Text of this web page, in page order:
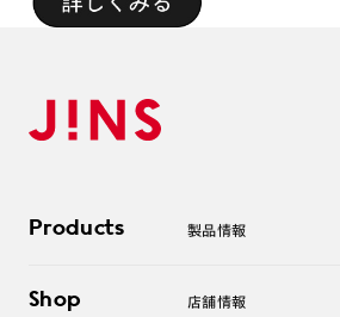
Products 製品情報
サングラス
Shop 店舗情報